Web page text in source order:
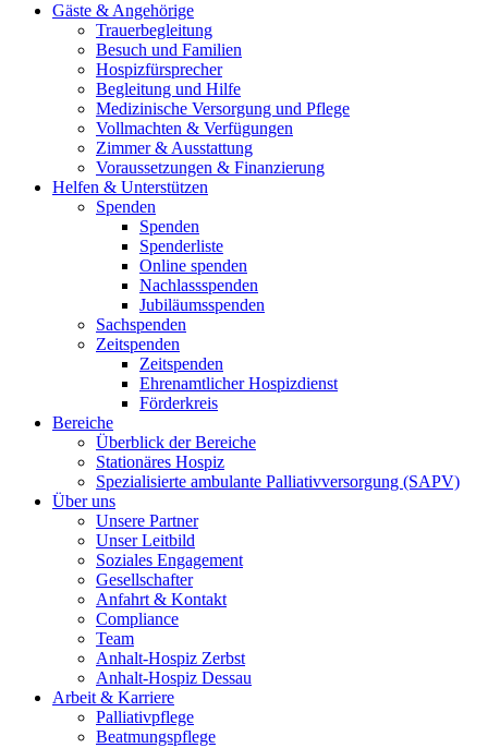
Gäste & Angehörige
Trauerbegleitung
Besuch und Familien
Hospizfürsprecher
Begleitung und Hilfe
Medizinische Versorgung und Pflege
Vollmachten & Verfügungen
Zimmer & Ausstattung
Voraussetzungen & Finanzierung
Helfen & Unterstützen
Spenden
Spenden
Spenderliste
Online spenden
Nachlassspenden
Jubiläumsspenden
Sachspenden
Zeitspenden
Zeitspenden
Ehrenamtlicher Hospizdienst
Förderkreis
Bereiche
Überblick der Bereiche
Stationäres Hospiz
Spezialisierte ambulante Palliativversorgung (SAPV)
Über uns
Unsere Partner
Unser Leitbild
Soziales Engagement
Gesellschafter
Anfahrt & Kontakt
Compliance
Team
Anhalt-Hospiz Zerbst
Anhalt-Hospiz Dessau
Arbeit & Karriere
Palliativpflege
Beatmungspflege